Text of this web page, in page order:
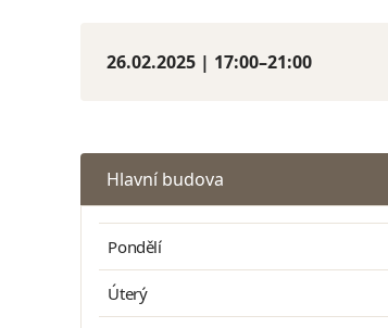
26.02.2025 | 17:00–21:00
Hlavní budova
Pondělí
Úterý